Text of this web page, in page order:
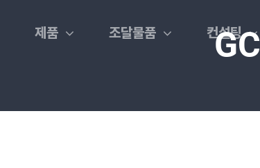
제품 조달물품 컨설팅
GC